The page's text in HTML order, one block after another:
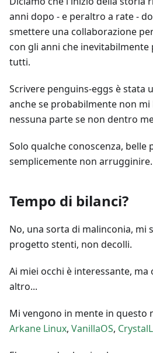
anni dopo - e peraltro a rate -
smettere una collaborazione
con gli anni che inevitabilmente
tutti.
Scrivere penguins-eggs è stata
anche se probabilmente non
nessuna parte se non dentro
Solo qualche conoscenza, belle
semplicemente non arrugginire.
Tempo di bilanci?
No, una sorta di malinconia, mi
progetto stenti, non decolli.
Ai miei occhi è interessante,
altro...
Mi vengono in mente in questo
Arkane Linux, VanillaOS,